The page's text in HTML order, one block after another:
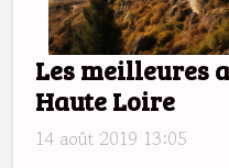
Les meilleures
Haute Loire
14 août 2019 13:05